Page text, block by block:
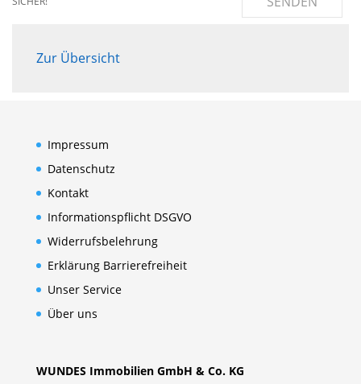
Zur Übersicht
Impressum
Datenschutz
Kontakt
Informationspflicht DSGVO
Widerrufsbelehrung
Erklärung Barrierefreiheit
Unser Service
Über uns
WUNDES Immobilien GmbH & Co. KG